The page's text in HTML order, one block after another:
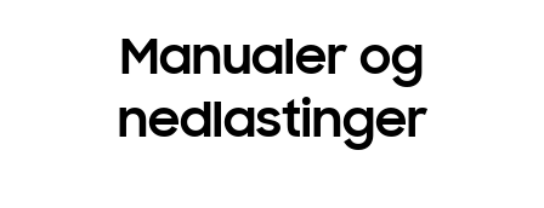
Manualer og
nedlastinger